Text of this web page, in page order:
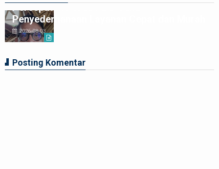
Percepatan Perda PBG Guna
Penyederhanaan Layanan Cepat dan Murah
2026-08-03
Posting Komentar